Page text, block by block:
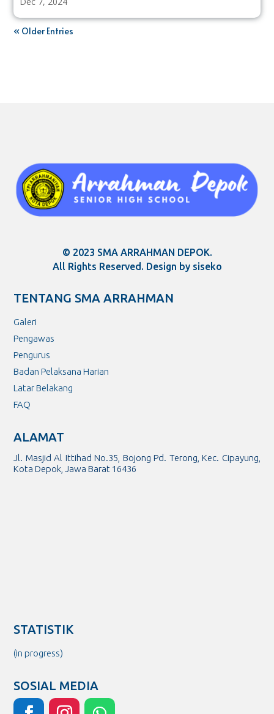
« Older Entries
© 2023 SMA ARRAHMAN DEPOK.
All Rights Reserved. Design by siseko
TENTANG SMA ARRAHMAN
Galeri
Pengawas
Pengurus
Badan Pelaksana Harian
Latar Belakang
FAQ
ALAMAT
Jl. Masjid Al Ittihad No.35, Bojong Pd. Terong, Kec. Cipayung,
Kota Depok, Jawa Barat 16436
STATISTIK
(in progress)
SOSIAL MEDIA